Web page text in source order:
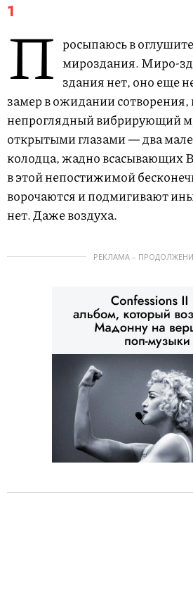
1
П росыпаюсь в
мироздания. Миро-
здания нет, оно еще
замер в ожидании
непроглядный вибрирующий
открытыми глазами — два
колодца, жадно всасывающих
в этой непостижимой
ворочаются и подмигивают
нет. Даже воздуха.
РЕКЛАМА –